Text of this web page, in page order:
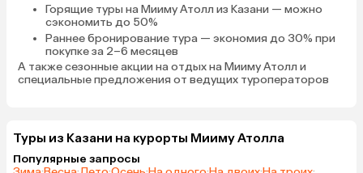
Горящие туры на Мииму Атолл из Казани — можно
сэкономить до 50%
Раннее бронирование тура — экономия до 30% при
покупке за 2–6 месяцев
А такжесезонные акции на отдых на Мииму Атолл и
специальные предложения от ведущих туроператоров
Туры из Казани на курорты Мииму Атолла
Популярные запросы